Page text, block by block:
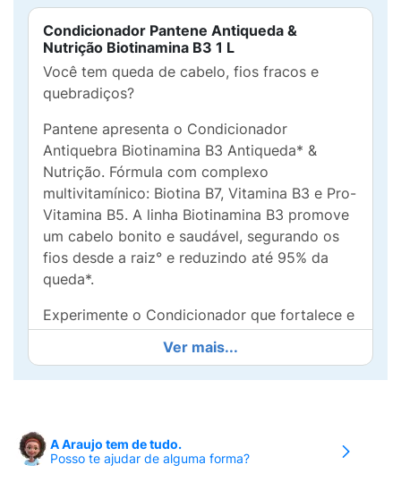
Condicionador Pantene Antiqueda &
Nutrição Biotinamina B3 1 L
Você tem queda de cabelo, fios fracos e
quebradiços?
Pantene apresenta o Condicionador
Antiquebra Biotinamina B3 Antiqueda* &
Nutrição. Fórmula com complexo
multivitamínico: Biotina B7, Vitamina B3 e Pro-
Vitamina B5. A linha Biotinamina B3 promove
um cabelo bonito e saudável, segurando os
fios desde a raiz° e reduzindo até 95% da
queda*.
Experimente o Condicionador que fortalece e
traz maciez, nutrição e hidratação profunda,
reduzindo a quebra. Sua dose diária de
vitaminas para ajudar a manter o seu cabelo
Marca Nº1 de condicionadores do Mundo+.
Ver mais...
A Araujo tem de tudo.
Posso te ajudar de alguma forma?